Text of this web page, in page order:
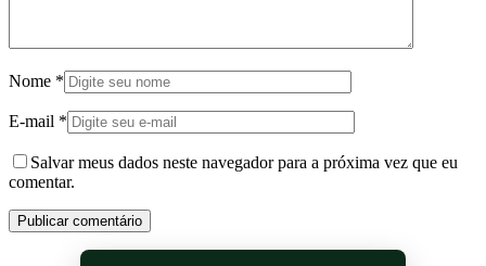
Nome *
E-mail *
Salvar meus dados neste navegador para a próxima vez que eu
comentar.
Publicar comentário